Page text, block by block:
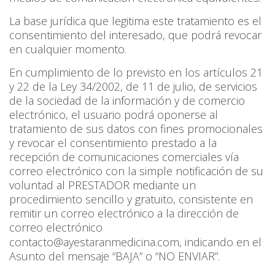
La base jurídica que legitima este tratamiento es el
consentimiento del interesado, que podrá revocar
en cualquier momento.
En cumplimiento de lo previsto en los artículos 21
y 22 de la Ley 34/2002, de 11 de julio, de servicios
de la sociedad de la información y de comercio
electrónico, el usuario podrá oponerse al
tratamiento de sus datos con fines promocionales
y revocar el consentimiento prestado a la
recepción de comunicaciones comerciales vía
correo electrónico con la simple notificación de su
voluntad al PRESTADOR mediante un
procedimiento sencillo y gratuito, consistente en
remitir un correo electrónico a la dirección de
correo electrónico
contacto@ayestaranmedicina.com, indicando en el
Asunto del mensaje “BAJA” o “NO ENVIAR”.